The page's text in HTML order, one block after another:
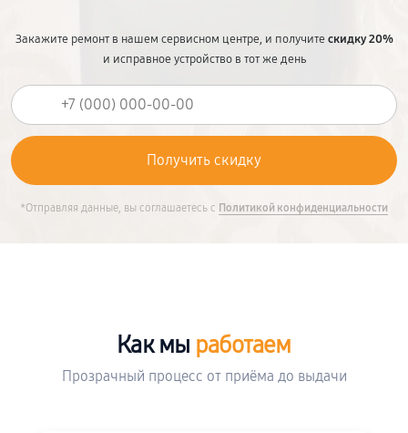
Закажите ремонт в нашем сервисном центре, и получитескидку 20%
и исправное устройство в тот же день
*Отправляя данные, вы соглашаетесь с Политикой конфиденциальности
Как мы работаем
Прозрачный процесс от приёма до выдачи